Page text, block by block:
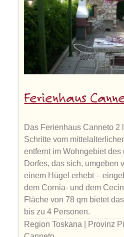
Ferienhaus
Das Ferienhaus Canneto 2
Schritte vom
entfernt im Wohngebiet
Dorfes, das sich, umgeben
einem Hügel erhebt –
dem Cornia- und dem
Fläche von 78 qm bietet
bis zu 4 Personen.
Region Toskana | Provinz